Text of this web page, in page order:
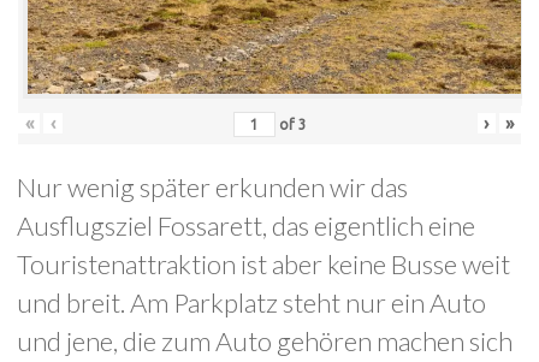
« ‹ of 3 › »
Nur wenig später erkunden wir das
Ausflugsziel Fossarett, das eigentlich eine
Touristenattraktion ist aber keine Busse weit
und breit. Am Parkplatz steht nur ein Auto
und jene, die zum Auto gehören machen sich